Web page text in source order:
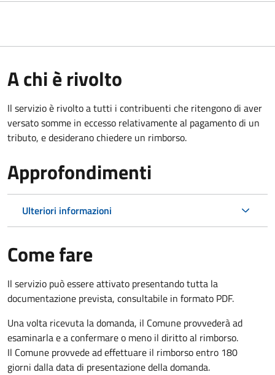
A chi è rivolto
Il servizio è rivolto a tutti i contribuenti che ritengono di aver
versato somme in eccesso relativamente al pagamento di un
tributo, e desiderano chiedere un rimborso.
Approfondimenti
Ulteriori informazioni
Come fare
Il servizio può essere attivato presentando tutta la
documentazione prevista, consultabile in formato PDF.
Una volta ricevuta la domanda, il Comune provvederà ad
esaminarla e a confermare o meno il diritto al rimborso.
Il Comune provvede ad effettuare il rimborso entro 180
giorni dalla data di presentazione della domanda.